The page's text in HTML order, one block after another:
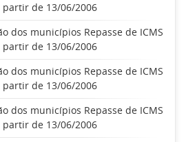
partir de 13/06/2006
dos municípios Repasse de ICMS
partir de 13/06/2006
dos municípios Repasse de ICMS
partir de 13/06/2006
dos municípios Repasse de ICMS
partir de 13/06/2006